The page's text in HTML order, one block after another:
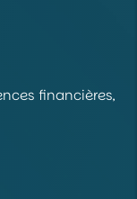
financières,